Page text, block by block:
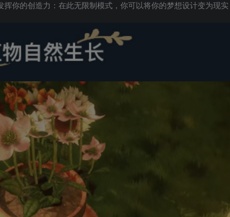
你的创造力：在此无限制模式，你可以将你的梦想设计变为现